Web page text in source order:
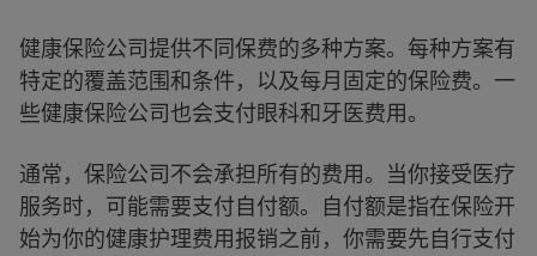
健康保险公司提供不同保费的多种方案。每种方案有
特定的覆盖范围和条件，以及每月固定的保险费。一
些健康保险公司也会支付眼科和牙医费用。
通常，保险公司不会承担所有的费用。当你接受医疗
服务时，可能需要支付自付额。自付额是指在保险开
始为你的健康护理费用报销之前，你需要先自行支付